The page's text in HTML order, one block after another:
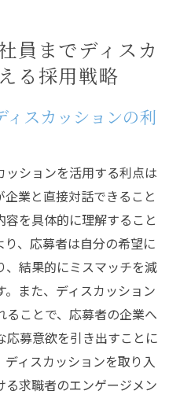
員までディスカ
る採用戦略
ィスカッションの利
ションを活用する利点は
業と直接対話できること
を具体的に理解すること
、応募者は自分の希望に
結果的にミスマッチを減
また、ディスカッション
ることで、応募者の企業へ
応募意欲を引き出すことに
ィスカッションを取り入
求職者のエンゲージメン